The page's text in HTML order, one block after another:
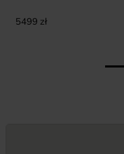
5499 zł